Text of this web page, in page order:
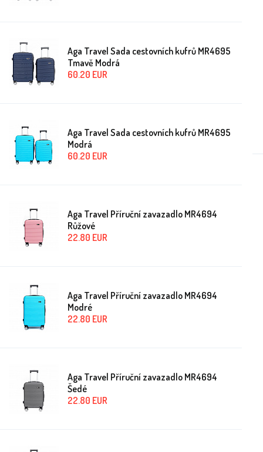
Aga Travel Sada cestovních kufrů MR4695
Tmavě Modrá
60.20 EUR
Aga Travel Sada cestovních kufrů MR4695
Modrá
60.20 EUR
Aga Travel Příruční zavazadlo MR4694
Růžové
22.80 EUR
Aga Travel Příruční zavazadlo MR4694
Modré
22.80 EUR
Aga Travel Příruční zavazadlo MR4694
Šedé
22.80 EUR